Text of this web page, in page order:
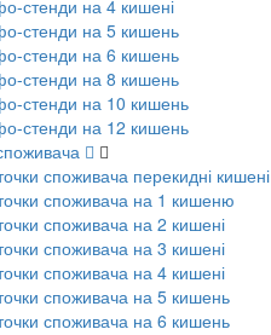
стенди на 4 кишені
стенди на 5 кишень
стенди на 6 кишень
стенди на 8 кишень
стенди на 10 кишень
стенди на 12 кишень
споживача перекидні кишені
споживача на 1 кишеню
споживача на 2 кишені
споживача на 3 кишені
споживача на 4 кишені
споживача на 5 кишень
споживача на 6 кишень